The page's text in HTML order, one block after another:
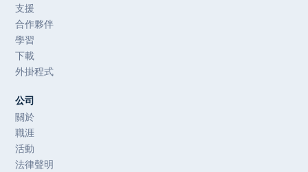
支援
合作夥伴
學習
下載
外掛程式
公司
關於
職涯
活動
法律聲明